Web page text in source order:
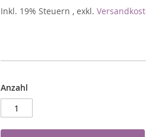
Inkl. 19% Steuern , exkl.
Anzahl